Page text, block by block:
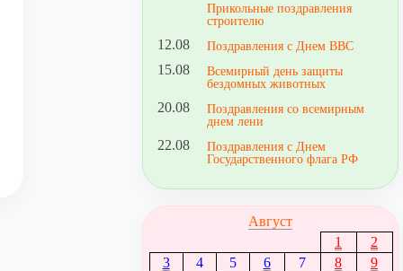
Прикольные поздравления
строителю
12.08 Поздравления с Днем ВВС
15.08
Всемирный день защиты
бездомных животных
20.08
Поздравления со всемирным
днем лени
22.08
Поздравления с Днем
Государственного флага РФ
Август
1
2
3
4 5 6 7 8
9